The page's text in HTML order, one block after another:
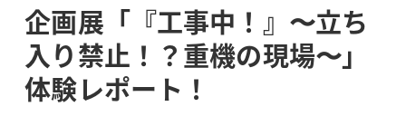
企画展「『工事中！』〜立ち
入り禁止！？重機の現場〜」
体験レポート！